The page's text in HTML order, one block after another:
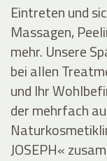
Eintreten und
Massagen,
mehr. Unsere
bei allen
und Ihr
der mehrfach
JOSEPH«